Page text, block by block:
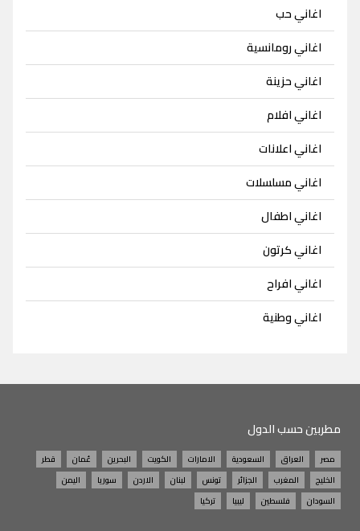
اغاني حب
اغاني رومانسية
اغاني حزينة
اغاني افلام
اغاني اعلانات
اغاني مسلسلات
اغاني اطفال
اغاني كرتون
اغاني افراح
اغاني وطنية
مطربين حسب الدول
مصر العراق السعودية الامارات الكويت البحرين عُمان
قطر
الخليج
المغرب الجزائر تونس لبنان الاردن سوريا
اليمن
السودان
فلسطين ليبيا تركيا